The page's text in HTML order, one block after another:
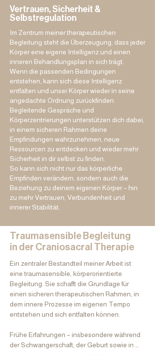
Vertrauen, Sicherheit &
Selbstregulation
Im Zentrum meiner therapeutischen
Begleitung steht die Überzeugung, dass jeder
Körper eine eigene Intelligenz und einen
inneren Behandlungsplan in sich trägt.
Wenn die passenden Bedingungen
entstehen, kann sich diese Intelligenz
entfalten und unser Körper wieder in seine
angedachte Ordnung zurückfinden.
Begleitende Gespräche und
Körperzentrierungen unterstützen dich dabei,
in einem sicheren Rahmen deine
Empfindungen wahrzunehmen, neue
Ressourcen zu entdecken und wieder mehr
Sicherheit in dir selbst zu finden.
So kann sich nicht nur das körperliche
Empfinden verändern, sondern auch die
Beziehung zu deinem eigenen Körper – hin
zu mehr Vertrauen, Verbundenheit und
innerer Stabilität.
Traumasensible Begleitung
in der Craniosacral Therapie
Ein zentraler Bestandteil meiner Arbeit ist
eine traumasensible, körperorientierte
Begleitung. Sie schafft die Grundlage für
einen sicheren therapeutischen Rahmen, in
dem innere Prozesse im eigenen Tempo
entstehen und sich entfalten können.
Frühe Erfahrungen – insbesondere während
der Schwangerschaft, der Geburt sowie in